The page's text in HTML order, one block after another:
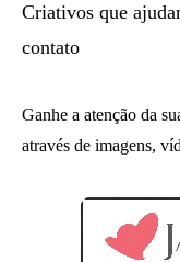
Criativos que
contato
Ganhe a atenção da
através de imagens,